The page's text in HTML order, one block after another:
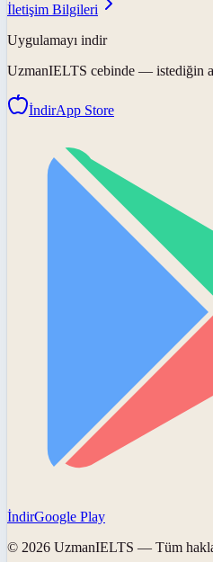
İletişim Bilgileri
Uygulamayı indir
UzmanIELTS cebinde — istediğin
İndirApp Store
İndirGoogle Play
© 2026 UzmanIELTS — Tüm